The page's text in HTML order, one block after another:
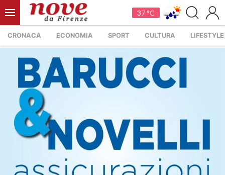
37 °C
CRONACA ECONOMIA SPORT CULTURA LIFESTYLE